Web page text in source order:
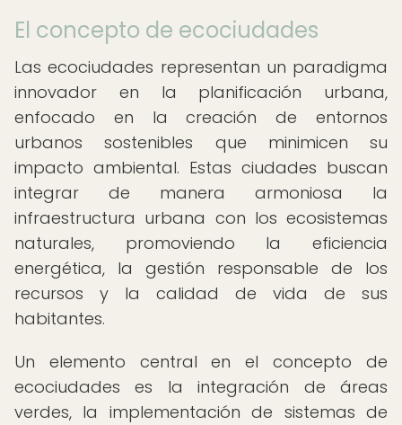
El concepto de ecociudades
Las ecociudades representan un paradigma
innovador en la planificación urbana,
enfocado en la creación de entornos
urbanos sostenibles que minimicen su
impacto ambiental. Estas ciudades buscan
integrar de manera armoniosa la
infraestructura urbana con los ecosistemas
naturales, promoviendo la eficiencia
energética, la gestión responsable de los
recursos y la calidad de vida de sus
habitantes.
Un elemento central en el concepto de
ecociudades es la integración de áreas
verdes, la implementación de sistemas de